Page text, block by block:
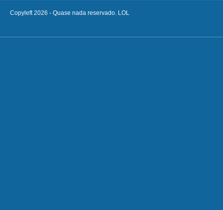
Copyleft 2026 - Quase nada reservado. LOL